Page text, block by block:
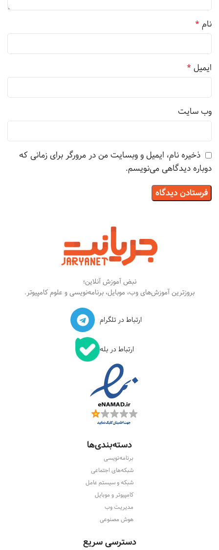
نام *
ایمیل *
وب‌ سایت
ذخیره نام، ایمیل و وبسایت من در مرورگر برای زمانی که
دوباره دیدگاهی می‌نویسم.
نبض آموزش آنلاین؛
بروزترین آموزش‌های وب، موبایل، برنامه‌نویسی و علوم کامپیوتر.
ارتباط در تلگرام
ارتباط در بله
دسته‌بندی‌ها
برنامه‌نویسی
شبکه‌های اجتماعی
شبکه و سیستم عامل
کامپیوتر و موبایل
مدیریت وب
هوش مصنوعی
دسترسی سریع